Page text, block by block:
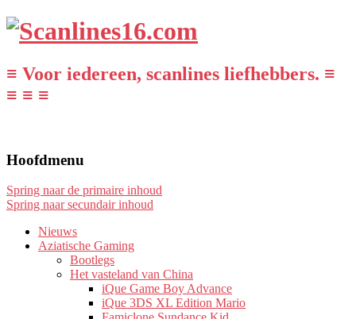
≡ Voor iedereen, scanlines liefhebbers. ≡
≡ ≡ ≡
Hoofdmenu
Spring naar de primaire inhoud
Spring naar secundair inhoud
Nieuws
Aziatische Gaming
Bootlegs
Het vasteland van China
iQue Game Boy Advance
iQue 3DS XL Edition Mario